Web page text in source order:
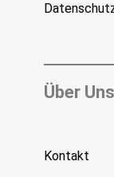
Über Uns
Kontakt